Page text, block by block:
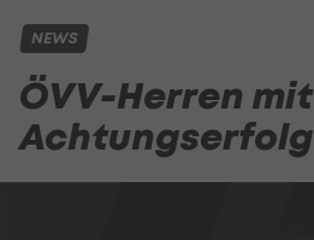
NEWS
ÖVV-Herren mit
Achtungserfolg